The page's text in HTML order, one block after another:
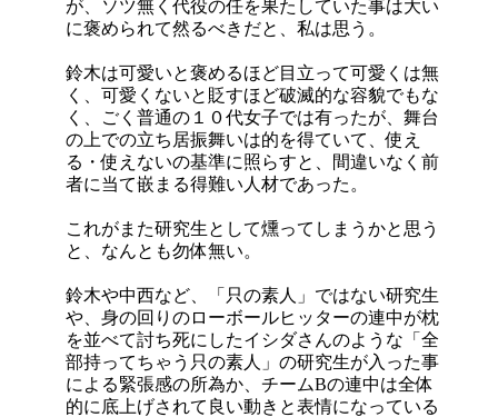
が、ソツ無く代役の任を果たしていた事は大い
に褒められて然るべきだと、私は思う。
鈴木は可愛いと褒めるほど目立って可愛くは無
く、可愛くないと貶すほど破滅的な容貌でもな
く、ごく普通の１０代女子では有ったが、舞台
の上での立ち居振舞いは的を得ていて、使え
る・使えないの基準に照らすと、間違いなく前
者に当て嵌まる得難い人材であった。
これがまた研究生として燻ってしまうかと思う
と、なんとも勿体無い。
鈴木や中西など、「只の素人」ではない研究生
や、身の回りのローボールヒッターの連中が枕
を並べて討ち死にしたイシダさんのような「全
部持ってちゃう只の素人」の研究生が入った事
による緊張感の所為か、チームBの連中は全体
的に底上げされて良い動きと表情になっている